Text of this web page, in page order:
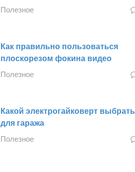
Полезное
Как правильно пользоваться
плоскорезом фокина видео
Полезное
Какой электрогайковерт выбрать
для гаража
Полезное